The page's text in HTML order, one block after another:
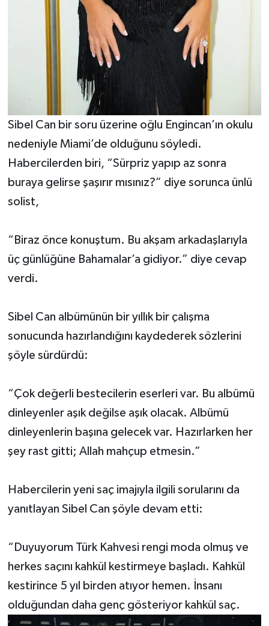
Sibel Can bir soru üzerine oğlu Engincan’ın okulu
nedeniyle Miami’de olduğunu söyledi.
Habercilerden biri, “Sürpriz yapıp az sonra
buraya gelirse şaşırır mısınız?” diye sorunca ünlü
solist,
“Biraz önce konuştum. Bu akşam arkadaşlarıyla
üç günlüğüne Bahamalar’a gidiyor.” diye cevap
verdi.
Sibel Can albümünün bir yıllık bir çalışma
sonucunda hazırlandığını kaydederek sözlerini
şöyle sürdürdü:
“Çok değerli bestecilerin eserleri var. Bu albümü
dinleyenler aşık değilse aşık olacak. Albümü
dinleyenlerin başına gelecek var. Hazırlarken her
şey rast gitti; Allah mahçup etmesin.”
Habercilerin yeni saç imajıyla ilgili sorularını da
yanıtlayan Sibel Can şöyle devam etti:
“Duyuyorum Türk Kahvesi rengi moda olmuş ve
herkes saçını kahkül kestirmeye başladı. Kahkül
kestirince 5 yıl birden atıyor hemen. İnsanı
olduğundan daha genç gösteriyor kahkül saç.